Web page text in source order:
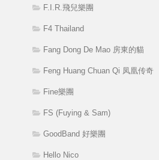
F.I.R.飛兒樂團
F4 Thailand
Fang Dong De Mao 房東的貓
Feng Huang Chuan Qi 凤凰传奇
Fine樂團
FS (Fuying & Sam)
GoodBand 好樂團
Hello Nico